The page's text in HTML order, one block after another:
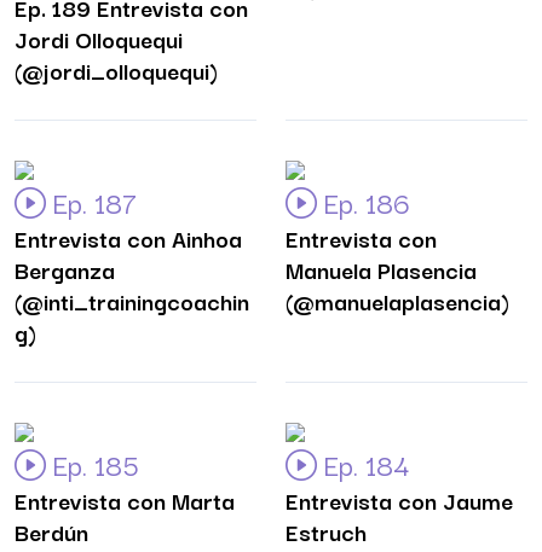
Jordi Olloquequi
(@jordi_olloquequi)
Ep. 187
Entrevista con Ainhoa
Berganza
(@inti_trainingcoachin
g)
Ep. 186
Entrevista con
Manuela Plasencia
(@manuelaplasencia)
Ep. 185
Entrevista con Marta
Berdún
Ep. 184
Entrevista con Jaume
Estruch